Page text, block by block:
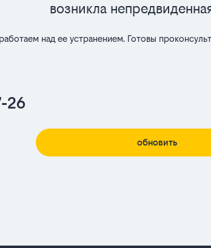
Возникла
над ее устранением. Готовы
26
обновить